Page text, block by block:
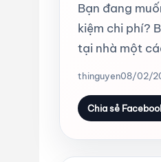
Bạn đang
kiệm chi phí?
tại nhà một
thinguyen08/02/
Chia sẻ